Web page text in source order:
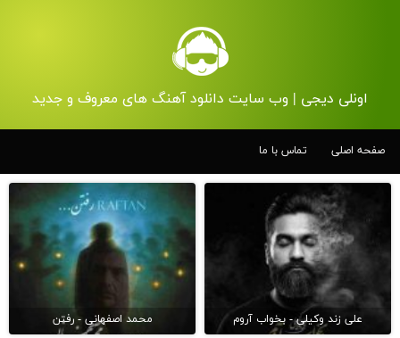
اونلی دیجی | وب سایت دانلود آهنگ های معروف و جدید
صفحه اصلی تماس با ما
علی زند وکیلی - بخواب آروم محمد اصفهانی - رفتن